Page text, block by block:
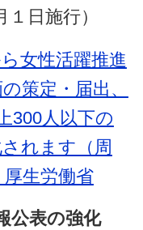
日施行）
女性活躍推進
策定・届出、
300人以下の
れます（周
生労働省
公表の強化